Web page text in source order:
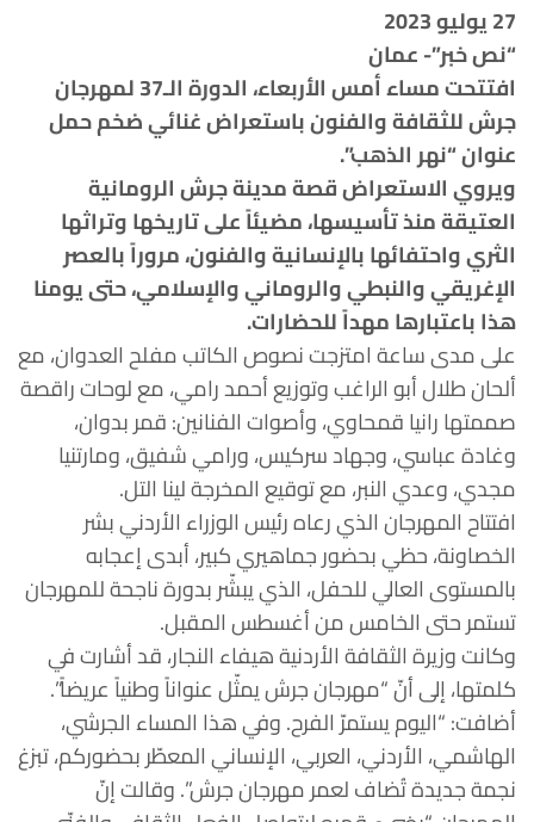
27 يوليو 2023
“نص خبر”- عمان
افتتحت مساء أمس الأربعاء، الدورة الـ37 لمهرجان
جرش للثقافة والفنون باستعراض غنائي ضخم حمل
عنوان “نهر الذهب”.
ويروي الاستعراض قصة مدينة جرش الرومانية
العتيقة منذ تأسيسها، مضيئاً على تاريخها وتراثها
الثري واحتفائها بالإنسانية والفنون، مروراً بالعصر
الإغريقي والنبطي والروماني والإسلامي، حتى يومنا
هذا باعتبارها مهداً للحضارات.
على مدى ساعة امتزجت نصوص الكاتب مفلح العدوان، مع
ألحان طلال أبو الراغب وتوزيع أحمد رامي، مع لوحات راقصة
صممتها رانيا قمحاوي، وأصوات الفنانين: قمر بدوان،
وغادة عباسي، وجهاد سركيس، ورامي شفيق، ومارتنيا
مجدي، وعدي النبر، مع توقيع المخرجة لينا التل.
افتتاح المهرجان الذي رعاه رئيس الوزراء الأردني بشر
الخصاونة، حظي بحضور جماهيري كبير، أبدى إعجابه
بالمستوى العالي للحفل، الذي يبشّر بدورة ناجحة للمهرجان
تستمر حتى الخامس من أغسطس المقبل.
وكانت وزيرة الثقافة الأردنية هيفاء النجار، قد أشارت في
كلمتها، إلى أنّ “مهرجان جرش يمثّل عنواناً وطنياً عريضاً”.
أضافت: “اليوم يستمرّ الفرح. وفي هذا المساء الجرشي،
الهاشمي، الأردني، العربي، الإنساني المعطّر بحضوركم، تبزغ
نجمة جديدة تُضاف لعمر مهرجان جرش”. وقالت إنّ